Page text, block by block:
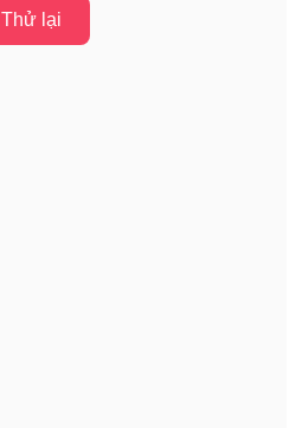
Thử lại